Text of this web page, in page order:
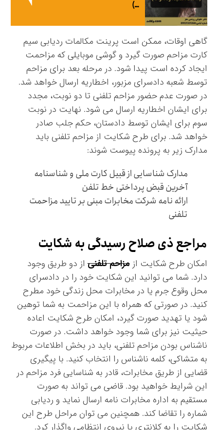
…)
گاهی اوقات، ممکن است پرینت مکالمات ردیابی سیم
کارت مزاحم صورت گیرد و گوشی موبایلی که مزاحمت
ایجاد کرده است پیدا شود. در مرحله بعد برای مزاحم
توسط شعبه دادسرای مزبور، اخطاریه ارسال خواهد شد.
در صورت عدم حضور مزاحم تلفنی تا دو نوبت، مجدد
برای ایشان اخطاریه ارسال می شود. نهایت در نوبت
سوم برای ایشان توسط دادستان، حکم جلب صادر
خواهد شد. برای طرح شکایت از مزاحم تلفنی باید
مدارک زیر به پرونده پیوست شوند:
مدارک شناسایی از قبیل کارت ملی و شناسنامه
آخرین قبض پرداختی خط تلفن
ارائه نامه شرکت مخابرات مبنی بر تایید مزاحمت
تلفنی
مراجع ذی صلاح رسیدگی به شکایت
امکان طرح شکایت ازمزاحم تلفنیاز دو طریق وجود
دارد. شما می توانید این شکایت خود را در دادسرای
محل وقوع جرم یا در مخابرات محل زندگی خود مطرح
کنید. در صورتی که همراه با این مزاحمت به شما توهین
شود یا تهدید صورت گیرد، امکان طرح شکایت اعاده
حیثیت نیز برای شما وجود خواهد داشت. در صورت
ناشناس بودن مزاحم تلفنی، باید در بخش اطلاعات مربوط
به متشاکی، کلمه ناشناس را انتخاب کنید. با پیگیری
قضایی از طریق مخابرات، قادر به شناسایی فرد مزاحم در
این شرایط خواهید بود. قاضی می تواند به صورت
مستقیم به اداره مخابرات نامه ارسال نماید و ردیابی
شماره را تقاضا کند. همچنین می توان مراحل طرح این
شکایت را به کلانتری یا نیروی انتظامی واگذار کرد.